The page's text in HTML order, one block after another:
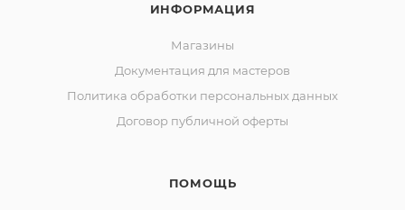
ИНФОРМАЦИЯ
Магазины
Документация для мастеров
Политика обработки персональных данных
Договор публичной оферты
ПОМОЩЬ